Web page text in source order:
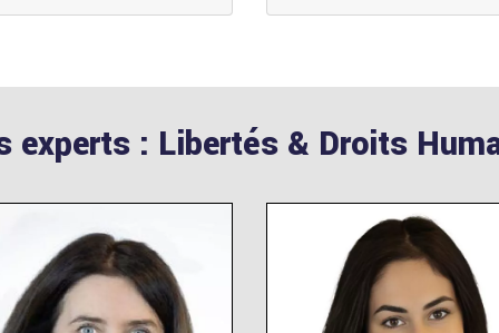
experts : Libertés & Droits